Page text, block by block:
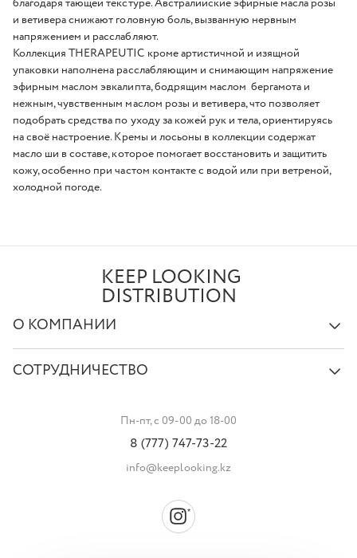
благодаря тающей текстуре. Австралийские эфирные масла розы
и ветивера снижают головную боль, вызванную нервным
напряжением и расслабляют.
Коллекция THERAPEUTIC кроме артистичной и изящной
упаковки наполнена расслабляющим и снимающим напряжение
эфирным маслом эвкалипта, бодрящим маслом бергамота и
нежным, чувственным маслом розы и ветивера, что позволяет
подобрать средства по уходу за кожей рук и тела, ориентируясь
на своё настроение. Кремы и лосьоны в коллекции содержат
масло ши в составе, которое помогает восстановить и защитить
кожу, особенно при частом контакте с водой или при ветреной,
холодной погоде.
KEEP LOOKING
DISTRIBUTION
О КОМПАНИИ
СОТРУДНИЧЕСТВО
Пн-пт, с 09-00 до 18-00
8 (777) 747-73-22
info@keeplooking.kz